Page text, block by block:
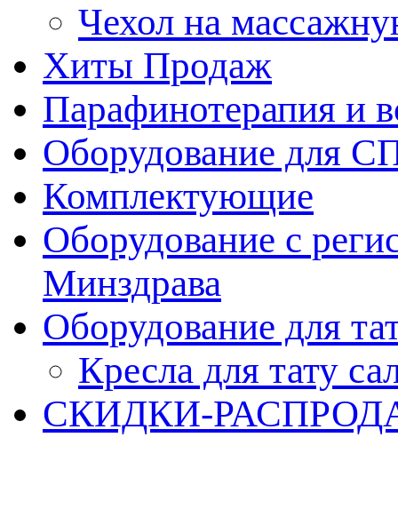
Чехол на
Хиты Продаж
Парафинотерапия и
Оборудование для
Комплектующие
Оборудование с
Минздрава
Оборудование для
Кресла для тату
СКИДКИ-